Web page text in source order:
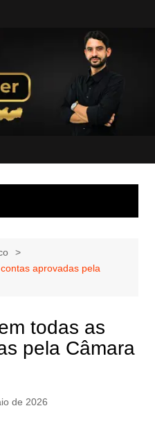
aprovadas pela
todas as
pela Câmara
de 2026